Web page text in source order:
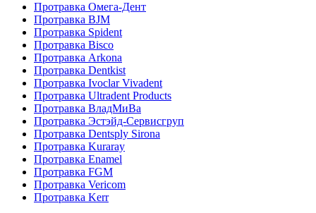
Протравка Омега-Дент
Протравка BJM
Протравка Spident
Протравка Bisco
Протравка Arkona
Протравка Dentkist
Протравка Ivoclar Vivadent
Протравка Ultradent Products
Протравка ВладМиВа
Протравка Эстэйд-Сервисгруп
Протравка Dentsply Sirona
Протравка Kuraray
Протравка Enamel
Протравка FGM
Протравка Vericom
Протравка Kerr